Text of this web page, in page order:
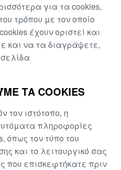
για τα cookies,
τρόπου με τον οποίο
έχουν οριστεί και
και να τα διαγράψετε,
ΤΑ COOKIES
τον ιστότοπο, η
πληροφορίες
όπως τον τύπο του
και το λειτουργικό σας
που επισκεφτήκατε πριν